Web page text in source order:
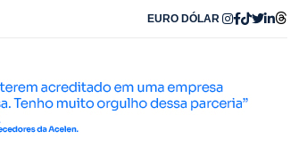
EURO DÓLAR